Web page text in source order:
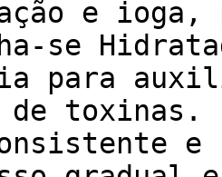
e
se
para
de toxinas.
e